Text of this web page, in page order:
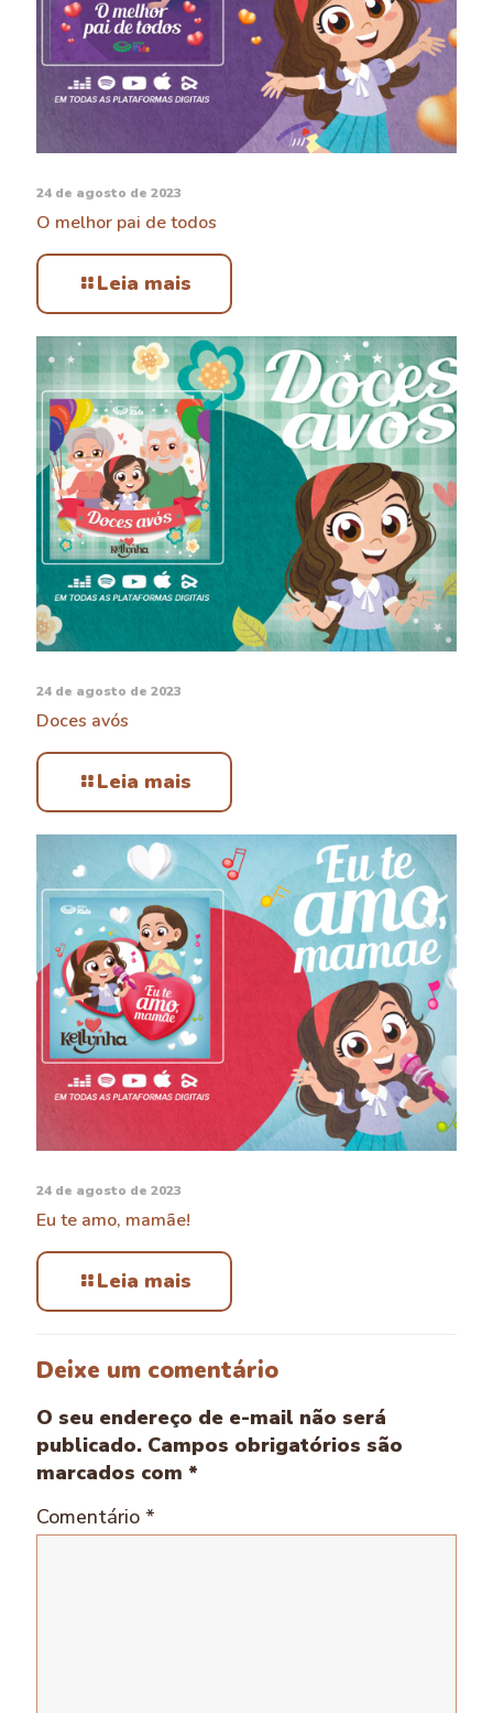
24 de agosto de 2023
O melhor pai de todos
Leia mais
24 de agosto de 2023
Doces avós
Leia mais
24 de agosto de 2023
Eu te amo, mamãe!
Leia mais
Deixe um comentário
O seu endereço de e-mail não será
publicado. Campos obrigatórios são
marcados com *
Comentário *